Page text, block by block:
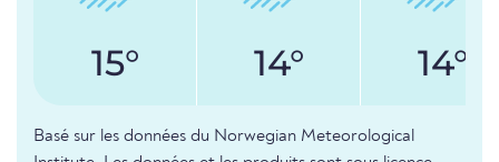
15° 14° 14°
Basé sur les données du Norwegian Meteorological